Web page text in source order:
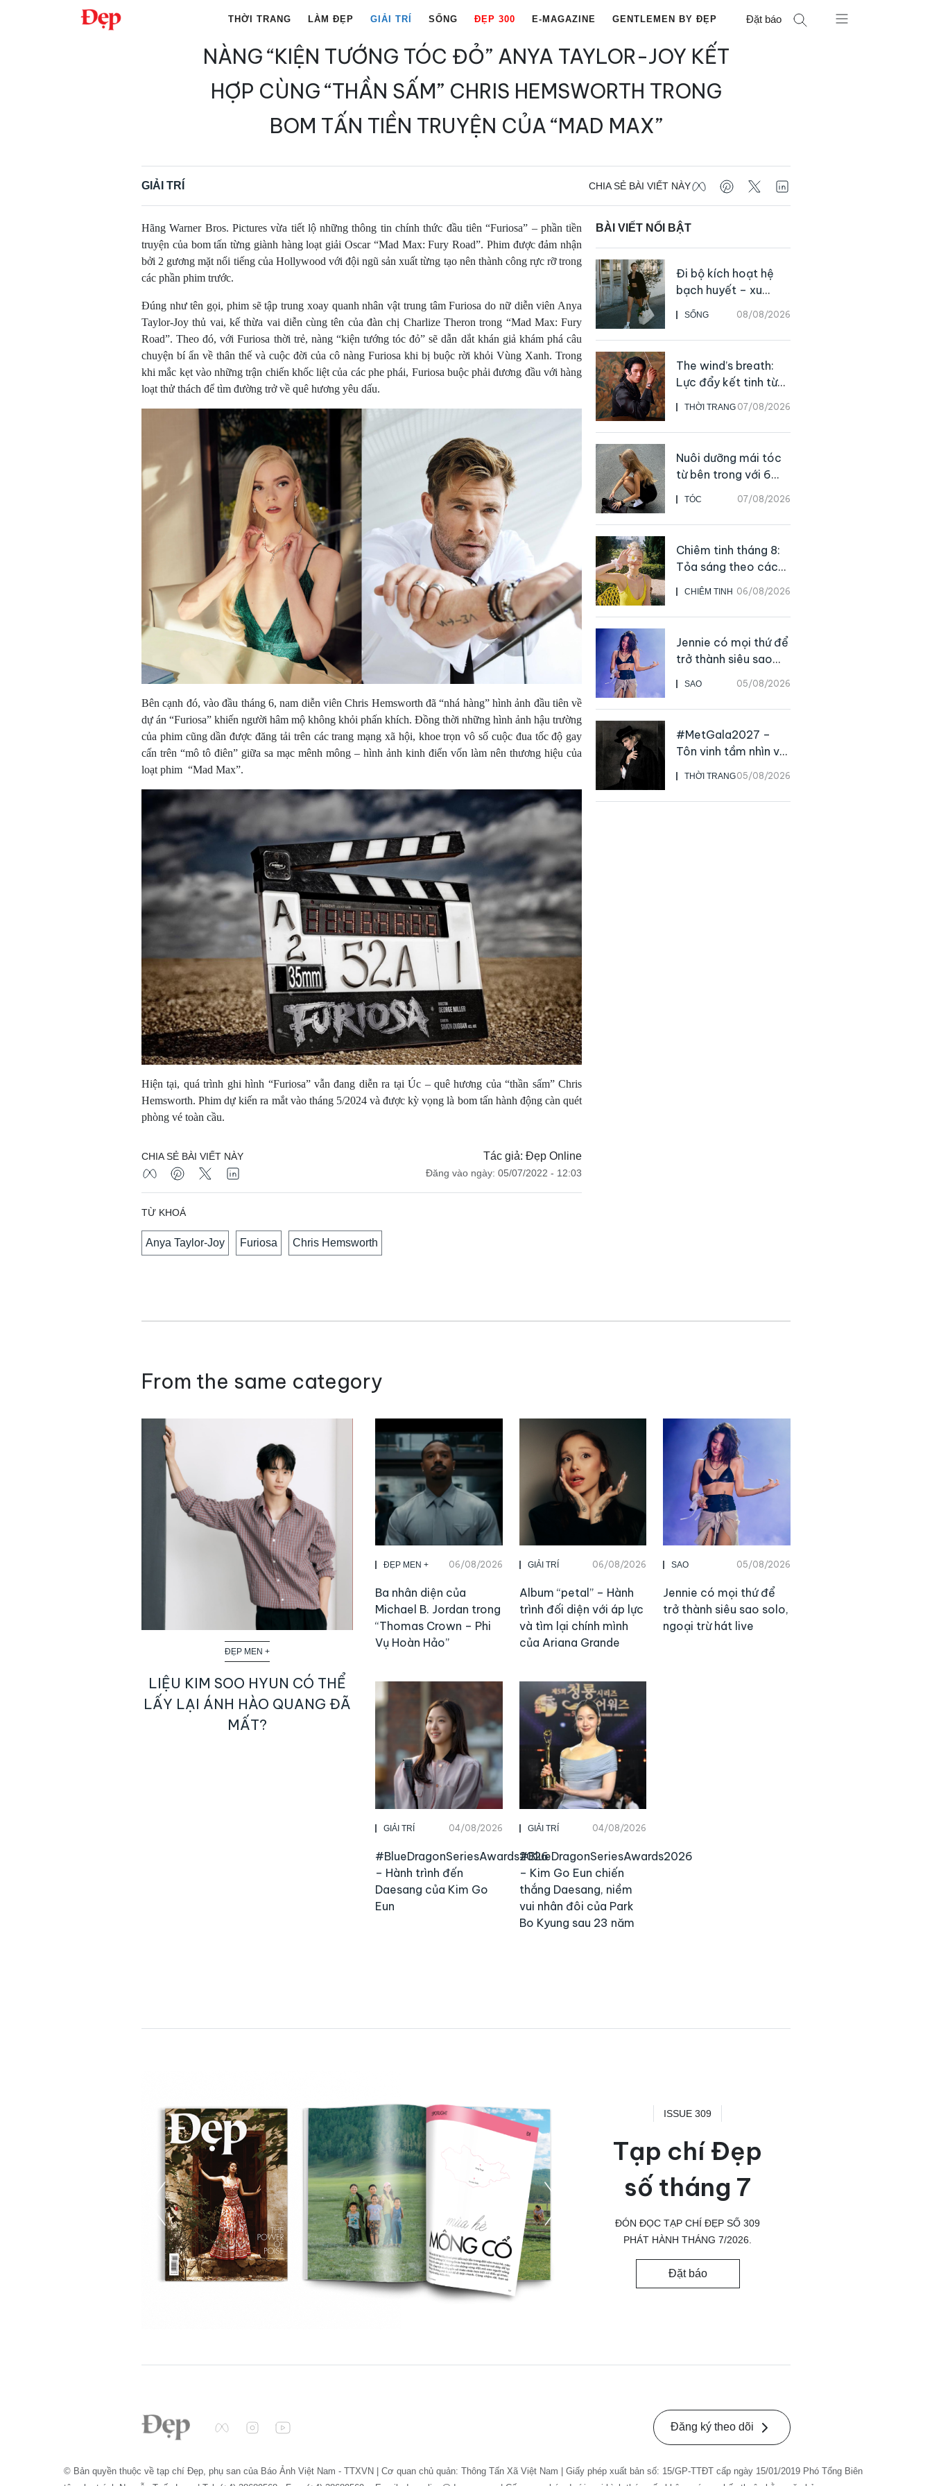
THỜI TRANG LÀM ĐẸP GIẢI TRÍ SỐNG ĐẸP 300 E-MAGAZINE GENTLEMEN BY ĐẸP Đặt báo
NÀNG “KIỆN TƯỚNG TÓC ĐỎ” ANYA TAYLOR-JOY KẾT
HỢP CÙNG “THẦN SẤM” CHRIS HEMSWORTH TRONG
BOM TẤN TIỀN TRUYỆN CỦA “MAD MAX”
GIẢI TRÍ CHIA SẺ BÀI VIẾT NÀY
Hãng Warner Bros. Pictures vừa tiết lộ những thông tin chính thức đầu tiên “Furiosa” – phần tiền
truyện của bom tấn từng giành hàng loạt giải Oscar “Mad Max: Fury Road”. Phim được đảm nhận
bởi 2 gương mặt nổi tiếng của Hollywood với đội ngũ sản xuất từng tạo nên thành công rực rỡ trong
các phần phim trước.
Đúng như tên gọi, phim sẽ tập trung xoay quanh nhân vật trung tâm Furiosa do nữ diễn viên Anya
Taylor-Joy thủ vai, kế thừa vai diễn cùng tên của đàn chị Charlize Theron trong “Mad Max: Fury
Road”. Theo đó, với Furiosa thời trẻ, nàng “kiện tướng tóc đỏ” sẽ dẫn dắt khán giả khám phá câu
chuyện bí ẩn về thân thế và cuộc đời của cô nàng Furiosa khi bị buộc rời khỏi Vùng Xanh. Trong
khi mắc kẹt vào những trận chiến khốc liệt của các phe phái, Furiosa buộc phải đương đầu với hàng
loạt thử thách để tìm đường trở về quê hương yêu dấu.
Bên cạnh đó, vào đầu tháng 6, nam diễn viên Chris Hemsworth đã “nhá hàng” hình ảnh đầu tiên về
dự án “Furiosa” khiến người hâm mộ không khỏi phấn khích. Đồng thời những hình ảnh hậu trường
của phim cũng dần được đăng tải trên các trang mạng xã hội, khoe trọn vô số cuộc đua tốc độ gay
cấn trên “mô tô điên” giữa sa mạc mênh mông – hình ảnh kinh điển vốn làm nên thương hiệu của
loạt phim “Mad Max”.
Hiện tại, quá trình ghi hình “Furiosa” vẫn đang diễn ra tại Úc – quê hương của “thần sấm” Chris
Hemsworth. Phim dự kiến ra mắt vào tháng 5/2024 và được kỳ vọng là bom tấn hành động càn quét
phòng vé toàn cầu.
Tác giả: Đẹp Online
Đăng vào ngày: 05/07/2022 - 12:03
CHIA SẺ BÀI VIẾT NÀY
TỪ KHOÁ
Anya Taylor-Joy Furiosa Chris Hemsworth
BÀI VIẾT NỔI BẬT
SỐNG 08/08/2026
Đi bộ kích hoạt hệ
bạch huyết – xu
hướng tập luyện đơn
giản ai cũng có thể
bắt đầu
THỜI TRANG 07/08/2026
The wind’s breath:
Lực đẩy kết tinh từ
sự kiên định
TÓC 07/08/2026
Nuôi dưỡng mái tóc
từ bên trong với 6
thực phẩm giàu
dưỡng chất
CHIÊM TINH 06/08/2026
Chiêm tinh tháng 8:
Tỏa sáng theo cách
của chính mình
SAO 05/08/2026
Jennie có mọi thứ để
trở thành siêu sao
live
THỜI TRANG05/08/2026
#MetGala2027 –
Tôn vinh tầm nhìn và
sức ảnh hưởng sâu
rộng của NTK John
Galliano
From the same category
ĐẸP MEN +
LIỆU KIM SOO HYUN CÓ THỂ
LẤY LẠI ÁNH HÀO QUANG ĐÃ
MẤT?
ĐẸP MEN + 06/08/2026
Ba nhân diện của
Michael B. Jordan trong
“Thomas Crown – Phi
Vụ Hoàn Hảo”
GIẢI TRÍ 06/08/2026
Album “petal” – Hành
trình đối diện với áp lực
và tìm lại chính mình
của Ariana Grande
SAO 05/08/2026
Jennie có mọi thứ để
trở thành siêu sao solo,
ngoại trừ hát live
GIẢI TRÍ 04/08/2026
#BlueDragonSeriesAwards2026
– Hành trình đến
Daesang của Kim Go
Eun
GIẢI TRÍ 04/08/2026
#BlueDragonSeriesAwards2026
– Kim Go Eun chiến
thắng Daesang, niềm
vui nhân đôi của Park
Bo Kyung sau 23 năm
ISSUE 309
Tạp chí Đẹp
số tháng 7
ĐÓN ĐỌC TẠP CHÍ ĐẸP SỐ 309
PHÁT HÀNH THÁNG 7/2026.
Đặt báo
Đăng ký theo dõi
© Bản quyền thuộc về tạp chí Đẹp, phụ san của Báo Ảnh Việt Nam - TTXVN | Cơ quan chủ quản: Thông Tấn Xã Việt Nam | Giấy phép xuất bản số: 15/GP-TTĐT cấp ngày 15/01/2019 Phó Tổng Biên